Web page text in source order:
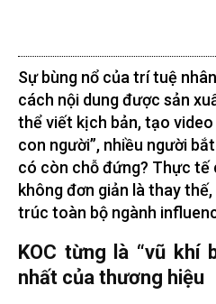
Sự bùng nổ của trí tuệ
cách nội dung được sản
thể viết kịch bản, tạo
con người”, nhiều người
có còn chỗ đứng? Thực tế
không đơn giản là thay
trúc toàn bộ ngành
KOC từng là “vũ khí
nhất của thương hiệu